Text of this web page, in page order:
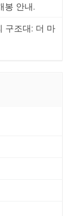
봉 안내.
구조대: 더 마